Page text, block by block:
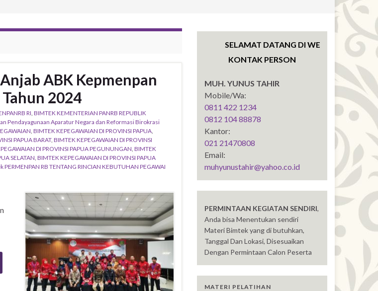
ABK Kepmenpan
2024
RI, BIMTEK KEMENTERIAN PANRB REPUBLIK
Pendayagunaan Aparatur Negara dan Reformasi Birokrasi
, BIMTEK KEPEGAWAIAN DI PROVINSI PAPUA,
PAPUA BARAT, BIMTEK KEPEGAWAIAN DI PROVINSI
DI PROVINSI PAPUA PEGUNUNGAN, BIMTEK
SELATAN, BIMTEK KEPEGAWAIAN DI PROVINSI PAPUA
PERMENPAN RB TENTANG RINCIAN KEBUTUHAN PEGAWAI
SELAMAT DATANG DI WEBSITE SENTRA
KONTAK PERSON
MUH. YUNUS TAHIR
Mobile/Wa:
0811 422 1234
0812 104 88878
Kantor:
021 21470808
Email:
muhyunustahir@yahoo.co.id
PERMINTAAN KEGIATAN SENDIRI,
Anda bisa Menentukan sendiri
Materi Bimtek yang di butuhkan,
Tanggal Dan Lokasi, Disesuaikan
Dengan Permintaan Calon Peserta
MATERI PELATIHAN